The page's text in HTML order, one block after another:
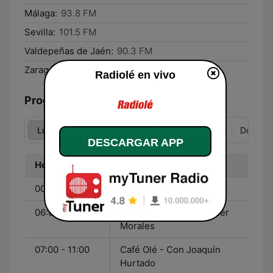
Málaga: 93.8 FM
Sevilla: 101.5 FM
Valdepeñas de Jaén: 90.3 FM
Zaragoza:
94.0 FM
Programación
Lun Mar Mié Jue Vie Sáb Dom
Hora
00:00 - 06:00 Fórmula Olé
06:00 - 07:00
Fórmula Olé - Con Esther
Morales
07:00 - 11:00
Café Olé - Con Joaquín
Hurtado
Radiolé en vivo
DESCARGAR APP